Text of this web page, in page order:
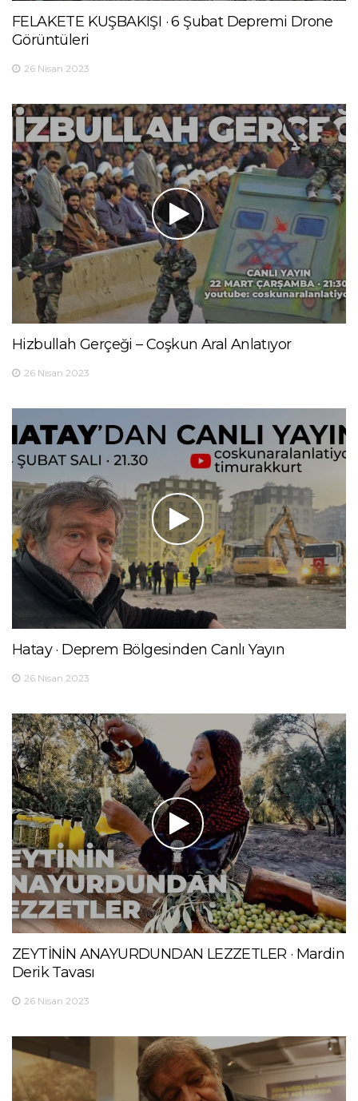
FELAKETE KUŞBAKIŞI · 6 Şubat Depremi Drone
Görüntüleri
26 Nisan 2023
Hizbullah Gerçeği – Coşkun Aral Anlatıyor
26 Nisan 2023
Hatay · Deprem Bölgesinden Canlı Yayın
26 Nisan 2023
ZEYTİNİN ANAYURDUNDAN LEZZETLER · Mardin
Derik Tavası
26 Nisan 2023